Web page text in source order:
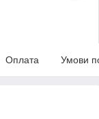
Оплата Умови